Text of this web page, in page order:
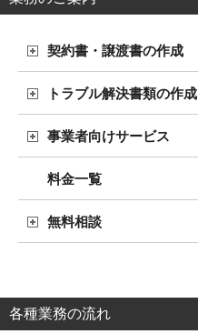
契約書・譲渡書の作成
トラブル解決書類の作成
事業者向けサービス
料金一覧
無料相談
各種業務の流れ